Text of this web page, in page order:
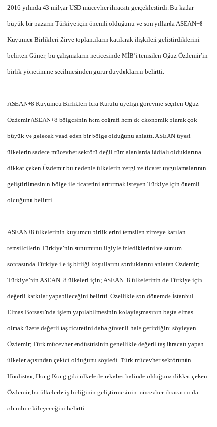
2016 yılında 43 milyar USD mücevher ihracatı gerçekleştirdi. Bu kadar
büyük bir pazarın Türkiye için önemli olduğunu ve son yıllarda ASEAN+8
Kuyumcu Birlikleri Zirve toplantıların katılarak ilişkileri geliştirdiklerini
belirten Güner; bu çalışmaların neticesinde MİB’i temsilen Oğuz Özdemir’in
birlik yönetimine seçilmesinden gurur duyduklarını belirtti.
ASEAN+8 Kuyumcu Birlikleri İcra Kurulu üyeliği görevine seçilen Oğuz
Özdemir ASEAN+8 bölgesinin hem coğrafi hem de ekonomik olarak çok
büyük ve gelecek vaad eden bir bölge olduğunu anlattı. ASEAN üyesi
ülkelerin sadece mücevher sektörü değil tüm alanlarda iddialı olduklarına
dikkat çeken Özdemir bu nedenle ülkelerin vergi ve ticaret uygulamalarının
geliştirilmesinin bölge ile ticaretini arttırmak isteyen Türkiye için önemli
olduğunu belirtti.
ASEAN+8 ülkelerinin kuyumcu birliklerini temsilen zirveye katılan
temsilcilerin Türkiye’nin sunumunu ilgiyle izlediklerini ve sunum
sonrasında Türkiye ile iş birliği koşullarını sorduklarını anlatan Özdemir;
Türkiye’nin ASEAN+8 ülkeleri için; ASEAN+8 ülkelerinin de Türkiye için
değerli katkılar yapabileceğini belirtti. Özellikle son dönemde İstanbul
Elmas Borsası’nda işlem yapılabilmesinin kolaylaşmasının başta elmas
olmak üzere değerli taş ticaretini daha güvenli hale getirdiğini söyleyen
Özdemir; Türk mücevher endüstrisinin genellikle değerli taş ihracatı yapan
ülkeler açısından çekici olduğunu söyledi. Türk mücevher sektörünün
Hindistan, Hong Kong gibi ülkelerle rekabet halinde olduğuna dikkat çeken
Özdemir, bu ülkelerle iş birliğinin geliştirmesinin mücevher ihracatını da
olumlu etkileyeceğini belirtti.